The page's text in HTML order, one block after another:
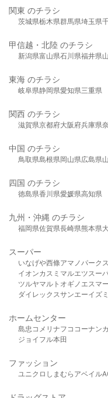
関東 のチラシ
茨城県栃木県群馬県埼玉県
甲信越・北陸 のチラシ
新潟県富山県石川県福井県
東海 のチラシ
岐阜県静岡県愛知県三重県
関西 のチラシ
滋賀県京都府大阪府兵庫県
中国 のチラシ
鳥取県島根県岡山県広島県
四国 のチラシ
徳島県香川県愛媛県高知県
九州・沖縄 のチラシ
福岡県佐賀県長崎県熊本県
スーパー
いなげや西條アマノパークス
イオンカスミ マルエツスー
ツルヤマルト オギノ エスマ
ダイレックスサンエーイズ
ホームセンター
島忠 コメリ ナフコ コーナン
ジョイフル本田
ファッション
ユニクロ しまむら アベイル